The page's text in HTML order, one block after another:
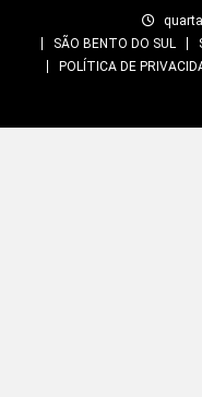
SÃO BENTO DO SUL
POLÍTICA DE